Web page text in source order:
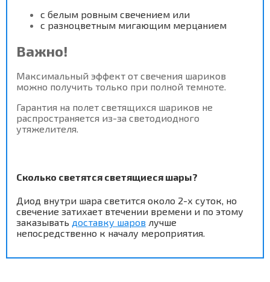
с белым ровным свечением или
с разноцветным мигающим мерцанием
Важно!
Максимальный эффект от свечения шариков
можно получить только при полной темноте.
Гарантия на полет светящихся шариков не
распространяется из-за светодиодного
утяжелителя.
Сколько светятся светящиеся шары?
Диод внутри шара светится около 2-х суток, но
свечение затихает втечении времени и по этому
заказывать доставку шаров лучше
непосредственно к началу мероприятия.